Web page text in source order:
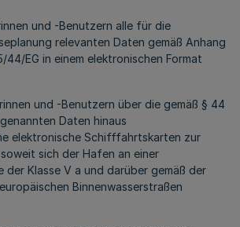
und -Benutzern alle für die
relevanten Daten gemäß Anhang
44/EG in einem elektronischen Format
und -Benutzern über die gemäß § 44
Daten hinaus
elektronische Schifffahrtskarten zur
sich der Hafen an einer
der Klasse V a und darüber gemäß der
Binnenwasserstraßen